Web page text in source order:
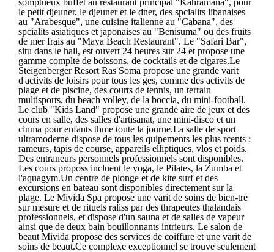
le petit djeuner, le djeuner et le dner, des spcialits libanaises
au "Arabesque", une cuisine italienne au "Cabana", des
spcialits asiatiques et japonaises au "Benisuma" ou des fruits
de mer frais au "Maya Beach Restaurant". Le "Safari Bar",
situ dans le hall, est ouvert 24 heures sur 24 et propose une
gamme complte de boissons, de cocktails et de cigares.Le
Steigenberger Resort Ras Soma propose une grande varit
d'activits de loisirs pour tous les ges, comme des activits de
plage et de piscine, des courts de tennis, un terrain
multisports, du beach volley, de la boccia, du mini-football.
Le club "Kids Land" propose une grande aire de jeux et des
cours en salle, des salles d'artisanat, une mini-disco et un
cinma pour enfants thme toute la journe.La salle de sport
ultramoderne dispose de tous les quipements les plus rcents :
rameurs, tapis de course, appareils elliptiques, vlos et poids.
Des entraneurs personnels professionnels sont disponibles.
Les cours proposs incluent le yoga, le Pilates, la Zumba et
l'aquagym.Un centre de plonge et de kite surf et des
excursions en bateau sont disponibles directement sur la
plage. Le Mivida Spa propose une varit de soins de bien-tre
sur mesure et de rituels raliss par des thrapeutes thalandais
professionnels, et dispose d'un sauna et de salles de vapeur
ainsi que de deux bain bouillonnants intrieurs. Le salon de
beaut Mivida propose des services de coiffure et une varit de
soins de beaut.Ce complexe exceptionnel se trouve seulement